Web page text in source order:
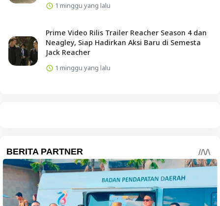
1 minggu yang lalu
Prime Video Rilis Trailer Reacher Season 4 dan
Neagley, Siap Hadirkan Aksi Baru di Semesta
Jack Reacher
1 minggu yang lalu